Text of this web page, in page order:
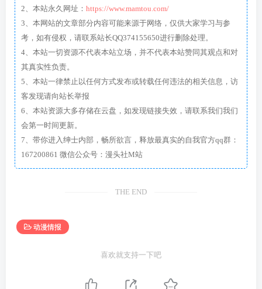
2、本站永久网址： https://www.mamtou.com/
3、本网站的文章部分内容可能来源于网络，仅供大家学习与参
考，如有侵权，请联系站长QQ374155650进行删除处理。
4、本站一切资源不代表本站立场，并不代表本站赞同其观点和对
其真实性负责。
5、本站一律禁止以任何方式发布或转载任何违法的相关信息，访
客发现请向站长举报
6、本站资源大多存储在云盘，如发现链接失效，请联系我们我们
会第一时间更新。
7、带你进入绅士内部，畅所欲言，释放最真实的自我官方qq群：
167200861 微信公众号：漫头社M站
THE END
动漫情报
喜欢就支持一下吧